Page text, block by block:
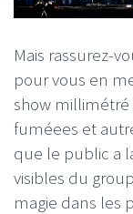
Mais rassurez-
pour vous en
show millimétré
fuméees et
que le public a
visibles du
magie dans les